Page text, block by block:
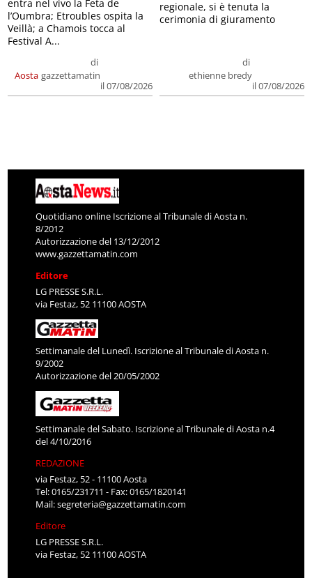
Aosta
di
gazzettamatin
il 07/08/2026
entra nel vivo la Feta de
l’Oumbra; Etroubles ospita la
Veillà; a Chamois tocca al
Festival A...
di
ethienne bredy
il 07/08/2026
regionale, si è tenuta la
cerimonia di giuramento
Quotidiano online Iscrizione al Tribunale di Aosta n.
8/2012
Autorizzazione del 13/12/2012
www.gazzettamatin.com
Editore
LG PRESSE S.R.L.
via Festaz, 52 11100 AOSTA
Settimanale del Lunedì. Iscrizione al Tribunale di Aosta n.
9/2002
Autorizzazione del 20/05/2002
Settimanale del Sabato. Iscrizione al Tribunale di Aosta n.4
del 4/10/2016
REDAZIONE
via Festaz, 52 - 11100 Aosta
Tel: 0165/231711 - Fax: 0165/1820141
Mail:segreteria@gazzettamatin.com
Editore
LG PRESSE S.R.L.
via Festaz, 52 11100 AOSTA